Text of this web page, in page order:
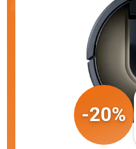
-20%